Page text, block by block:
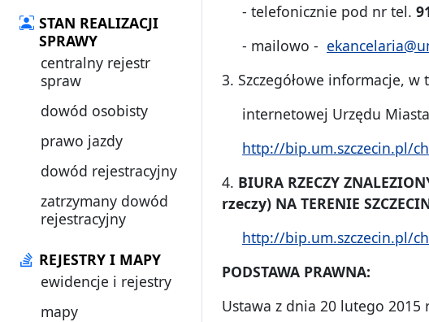
STAN REALIZACJI
SPRAWY
centralny rejestr
spraw
dowód osobisty
prawo jazdy
dowód rejestracyjny
zatrzymany dowód
rejestracyjny
REJESTRY I MAPY
ewidencje i rejestry
mapy
- telefonicznie pod nr tel.
- mailowo -
3. Szczegółowe informacje,
internetowej Urzędu Miasta
http://bip.um.szczecin.pl/
4. BIURA RZECZY
rzeczy) NA TERENIE
http://bip.um.szczecin.pl/
PODSTAWA PRAWNA:
Ustawa z dnia 20 lutego 2015